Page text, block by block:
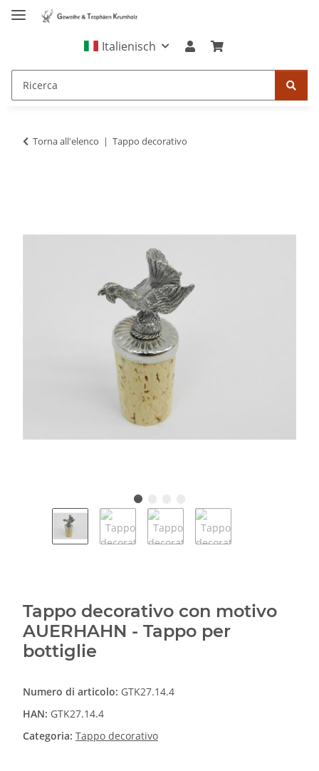
Italienisch
Torna all'elenco Tappo decorativo
Tappo decorativo con motivo
AUERHAHN - Tappo per
bottiglie
Numero di articolo: GTK27.14.4
HAN: GTK27.14.4
Categoria: Tappo decorativo